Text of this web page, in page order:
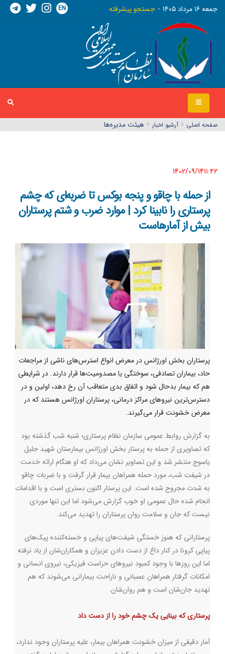
جمعه ١٦ مرداد ١٤٠٥ جستجو پیشرفته EN
صفحه اصلي > آرشیو اخبار > هیئت مدیره‌ها
1402/09/14١١:٤٢
از حمله با چاقو و پنجه بوکس تا ضربه‌ای که چشم
پرستاری را نابینا کرد | موارد ضرب و شتم پرستاران
بیش از آمارهاست
پرستاران بخش اورژانس در معرض انواع استرس‌های ناشی از مراجعات
حاد، بیماران تصادفی، سوختگی یا مصدومیت‌ها قرار دارند. در شرایطی
هم که بیمار بدحال شود و اتفاق بدی متعاقب آن رخ دهد، اولین و در
دسترس‌ترین نیروهای مراکز درمانی، پرستاران اورژانس هستند که در
معرض خشونت قرار می‌گیرند.
به گزارش روابط عمومی سازمان نظام پرستاری؛ شنبه شب گذشته بود
که تصاویری از حمله به پرستار بخش اورژانس بیمارستان شهید جلیل
یاسوج منتشر شد و این تصاویر نشان می‌داد که او هنگام ارائه خدمت
در شیفت شب، مورد حمله همراهان بیمار قرار گرفت و با ضربات چاقو
به شدت مجروح شده است. این پرستار اکنون بستری است و با اقدامات
انجام شده حال عمومی او خوب گزارش می‌شود اما این تنها موردی
نیست که جان و سلامت روان پرستاران را تهدید می‌کند.
پرستارانی که هنوز خستگی شیفت‌های پیاپی و خسته‌کننده پیک‌های
پیاپی کرونا در کنار داغ از دست دادن عزیزان و همکاران‌شان از یاد نرفته
اما این روزها با وجود کمبود نیروهای حراست فیزیکی، نیروی انسانی و
امکانات گرفتار همراهان عصبانی و ناراحت بیمارانی می‌شوند که هم
تهدید جان‌شان است و هم روان‌شان.
پرستاری که بینایی یک چشم خود را از دست داد
آمار دقیقی از میزان خشونت همراهان بیمار، علیه پرستاران وجود ندارد،